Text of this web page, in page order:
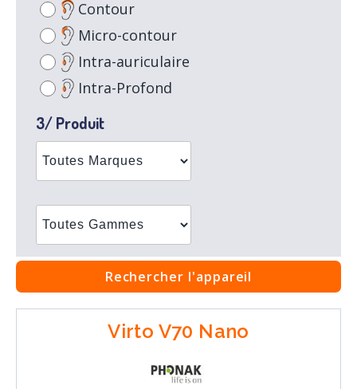
Contour
Micro-contour
Intra-auriculaire
Intra-Profond
3/ Produit
Rechercher l'appareil
Virto V70 Nano